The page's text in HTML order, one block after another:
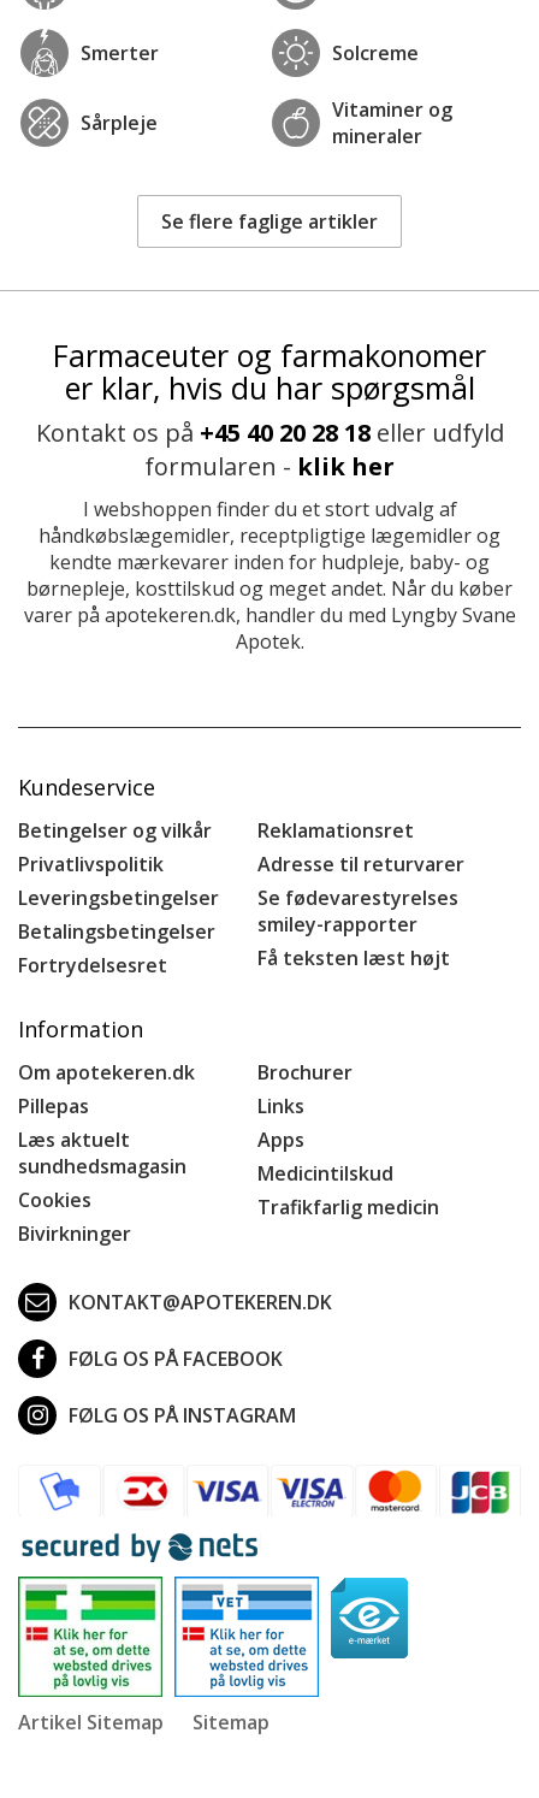
Smerter Solcreme
Sårpleje
Vitaminer og
mineraler
Se flere faglige artikler
Farmaceuter og farmakonomer
er klar, hvis du har spørgsmål
Kontakt os på +45 40 20 28 18eller udfyld
formularen - klik her
I webshoppen finder du et stort udvalg af
håndkøbslægemidler, receptpligtige lægemidler og
kendte mærkevarer inden for hudpleje, baby- og
børnepleje, kosttilskud og meget andet. Når du køber
varer på apotekeren.dk, handler du med Lyngby Svane
Apotek.
Kundeservice
Betingelser og vilkår
Privatlivspolitik
Leveringsbetingelser
Betalingsbetingelser
Fortrydelsesret
Reklamationsret
Adresse til returvarer
Se fødevarestyrelses
smiley-rapporter
Få teksten læst højt
Information
Om apotekeren.dk
Pillepas
Læs aktuelt
sundhedsmagasin
Cookies
Bivirkninger
Brochurer
Links
Apps
Medicintilskud
Trafikfarlig medicin
KONTAKT@APOTEKEREN.DK
FØLG OS PÅ FACEBOOK
FØLG OS PÅ INSTAGRAM
Artikel Sitemap Sitemap